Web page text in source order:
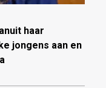
haar
jongens aan en